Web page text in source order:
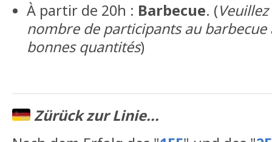
À partir de 20h : Barbecue. (
nombre de participants au
bonnes quantités)
Zürück zur Linie...